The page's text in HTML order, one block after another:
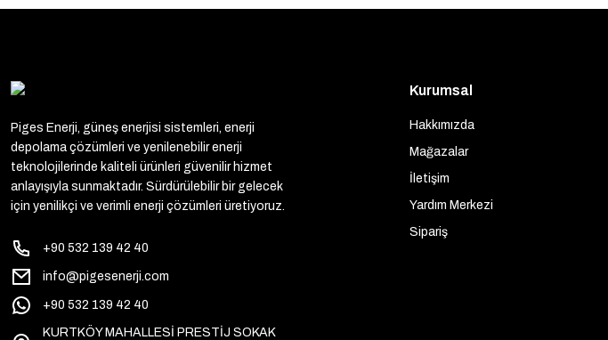
Piges Enerji, güneş enerjisi sistemleri, enerji
depolama çözümleri ve yenilenebilir enerji
teknolojilerinde kaliteli ürünleri güvenilir hizmet
anlayışıyla sunmaktadır. Sürdürülebilir bir gelecek
için yenilikçi ve verimli enerji çözümleri üretiyoruz.
+90 532 139 42 40
info@pigesenerji.com
+90 532 139 42 40
KURTKÖY MAHALLESİ PRESTİJ SOKAK
Kurumsal
Hakkımızda
Mağazalar
İletişim
Yardım Merkezi
Sipariş